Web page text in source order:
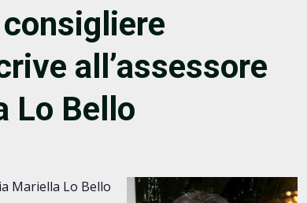
all’assessore
Lo Bello
Mariella Lo Bello